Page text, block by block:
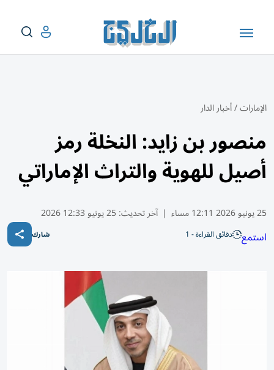
الإمارات/أخبار الدار
منصور بن زايد: النخلة رمز
أصيل للهوية والتراث الإماراتي
25 يونيو 2026 12:11 مساء | آخر تحديث:25 يونيو 12:33 2026
استمع دقائق القراءة - 1 شارك